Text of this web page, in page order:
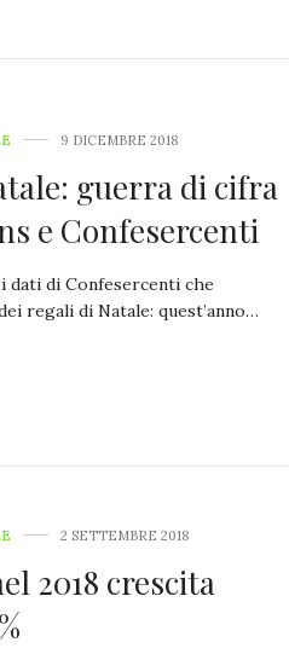
9 DICEMBRE 2018
guerra di cifra
e Confesercenti
dati di Confesercenti che
regali di Natale: quest’anno…
2 SETTEMBRE 2018
2018 crescita